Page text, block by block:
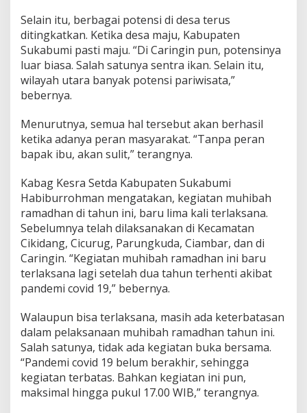
Selain itu, berbagai potensi di desa terus
ditingkatkan. Ketika desa maju, Kabupaten
Sukabumi pasti maju. “Di Caringin pun, potensinya
luar biasa. Salah satunya sentra ikan. Selain itu,
wilayah utara banyak potensi pariwisata,”
bebernya.
Menurutnya, semua hal tersebut akan berhasil
ketika adanya peran masyarakat. “Tanpa peran
bapak ibu, akan sulit,” terangnya.
Kabag Kesra Setda Kabupaten Sukabumi
Habiburrohman mengatakan, kegiatan muhibah
ramadhan di tahun ini, baru lima kali terlaksana.
Sebelumnya telah dilaksanakan di Kecamatan
Cikidang, Cicurug, Parungkuda, Ciambar, dan di
Caringin. “Kegiatan muhibah ramadhan ini baru
terlaksana lagi setelah dua tahun terhenti akibat
pandemi covid 19,” bebernya.
Walaupun bisa terlaksana, masih ada keterbatasan
dalam pelaksanaan muhibah ramadhan tahun ini.
Salah satunya, tidak ada kegiatan buka bersama.
“Pandemi covid 19 belum berakhir, sehingga
kegiatan terbatas. Bahkan kegiatan ini pun,
maksimal hingga pukul 17.00 WIB,” terangnya.